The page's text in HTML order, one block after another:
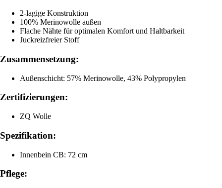
2-lagige Konstruktion
100% Merinowolle außen
Flache Nähte für optimalen Komfort und Haltbarkeit
Juckreizfreier Stoff
Zusammensetzung:
Außenschicht: 57% Merinowolle, 43% Polypropylen
Zertifizierungen:
ZQ Wolle
Spezifikation:
Innenbein CB: 72 cm
Pflege: